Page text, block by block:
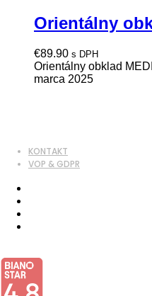
Orientálny
€89.90 s DPH
Orientálny obklad
marca 2025
KONTAKT
VOP & GDPR